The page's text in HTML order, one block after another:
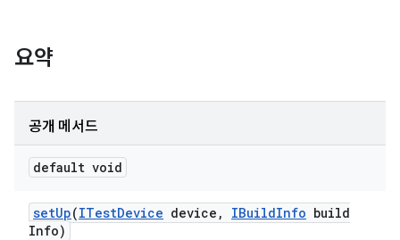
요약
공개 메서드
default void
setUp(ITestDevice device , IBuildInfo build
Info)